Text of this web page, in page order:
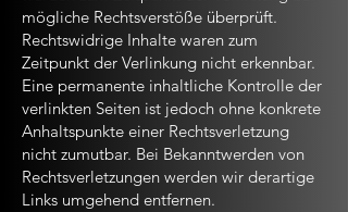
mögliche Rechtsverstöße überprüft.
Rechtswidrige Inhalte waren zum
Zeitpunkt der Verlinkung nicht erkennbar.
Eine permanente inhaltliche Kontrolle der
verlinkten Seiten ist jedoch ohne konkrete
Anhaltspunkte einer Rechtsverletzung
nicht zumutbar. Bei Bekanntwerden von
Rechtsverletzungen werden wir derartige
Links umgehend entfernen.